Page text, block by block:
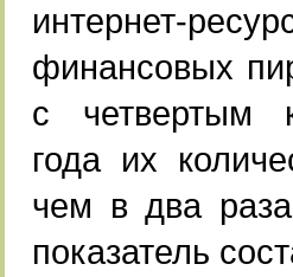
интернет-
финансовых
с четвертым
года их
чем в два
показатель